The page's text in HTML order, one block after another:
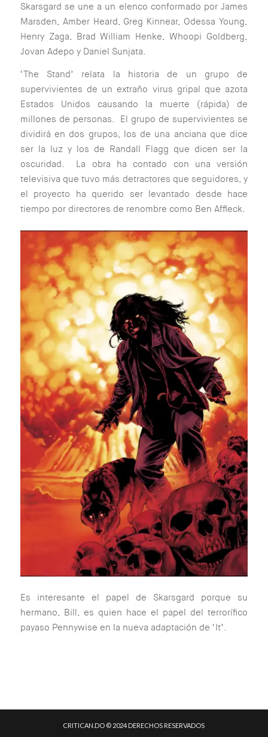
Skarsgard se une a un elenco conformado por James
Marsden, Amber Heard, Greg Kinnear, Odessa Young,
Henry Zaga, Brad William Henke, Whoopi Goldberg,
Jovan Adepo y Daniel Sunjata.
‘The Stand’ relata la historia de un grupo de
supervivientes de un extraño virus gripal que azota
Estados Unidos causando la muerte (rápida) de
millones de personas. El grupo de supervivientes se
dividirá en dos grupos, los de una anciana que dice
ser la luz y los de Randall Flagg que dicen ser la
oscuridad. La obra ha contado con una versión
televisiva que tuvo más detractores que seguidores, y
el proyecto ha querido ser levantado desde hace
tiempo por directores de renombre como Ben Affleck.
Es interesante el papel de Skarsgard porque su
hermano, Bill, es quien hace el papel del terrorífico
payaso Pennywise en la nueva adaptación de ‘It’.
CRITICAN.DO © 2024 DERECHOS RESERVADOS